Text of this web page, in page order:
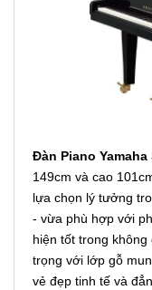
Đàn Piano Yamaha
149cm và cao
lựa chọn lý tưởng
- vừa phù hợp với
hiện tốt trong
trọng với lớp gỗ
vẻ đẹp tinh tế và